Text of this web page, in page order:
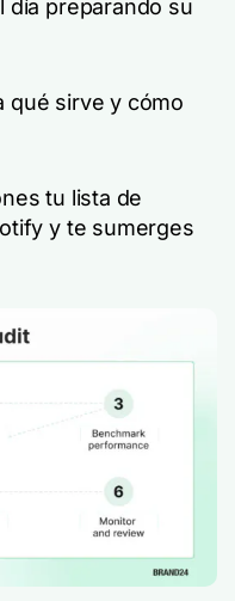
día preparando su
qué sirve y cómo
tu lista de
y te sumerges